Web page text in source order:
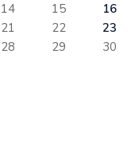
14 15
16
21 22
23
28 29
30